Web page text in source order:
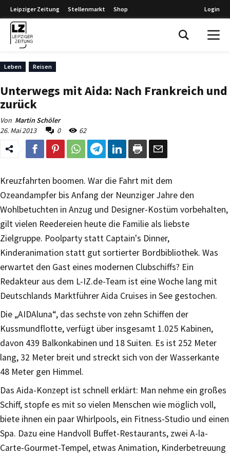
Leipziger Zeitung Stellenmarkt Shop Login
Leben Reisen
Unterwegs mit Aida: Nach Frankreich und
zurück
Von Martin Schöler
26. Mai 2013
0 62
Kreuzfahrten boomen. War die Fahrt mit dem
Ozeandampfer bis Anfang der Neunziger Jahre den
Wohlbetuchten in Anzug und Designer-Kostüm vorbehalten,
gilt vielen Reedereien heute die Familie als liebste
Zielgruppe. Poolparty statt Captain's Dinner,
Kinderanimation statt gut sortierter Bordbibliothek. Was
erwartet den Gast eines modernen Clubschiffs? Ein
Redakteur aus dem L-IZ.de-Team ist eine Woche lang mit
Deutschlands Marktführer Aida Cruises in See gestochen.
Die „AIDAluna“, das sechste von zehn Schiffen der
Kussmundflotte, verfügt über insgesamt 1.025 Kabinen,
davon 439 Balkonkabinen und 18 Suiten. Es ist 252 Meter
lang, 32 Meter breit und streckt sich von der Wasserkante
48 Meter gen Himmel.
Das Aida-Konzept ist schnell erklärt: Man nehme ein großes
Schiff, stopfe es mit so vielen Menschen wie möglich voll,
biete ihnen ein paar Whirlpools, ein Fitness-Studio und einen
Spa. Dazu eine Handvoll Buffet-Restaurants, zwei A-la-
Carte-Gourmet-Tempel, etwas Animation, Kinderbetreuung